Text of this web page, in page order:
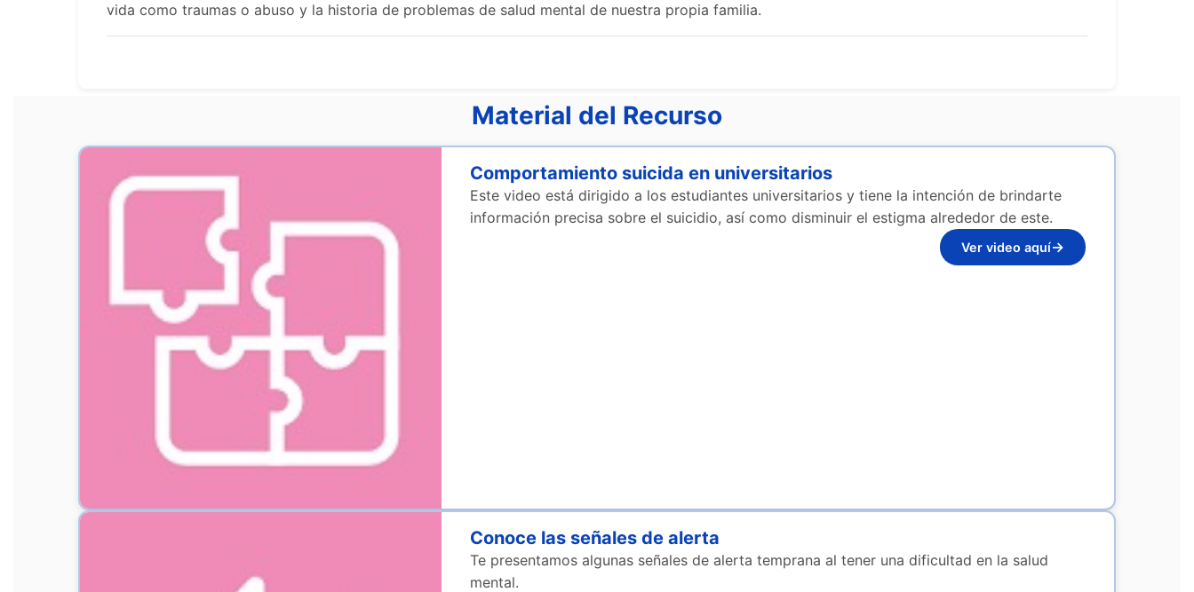
vida como traumas o abuso y la historia de problemas de salud mental de nuestra propia familia.
Material del Recurso
Comportamiento suicida en universitarios
Este video está dirigido a los estudiantes universitarios y tiene la intención de brindarte
información precisa sobre el suicidio, así como disminuir el estigma alrededor de este.
Ver video aquí→
Conoce las señales de alerta
Te presentamos algunas señales de alerta temprana al tener una dificultad en la salud
mental.